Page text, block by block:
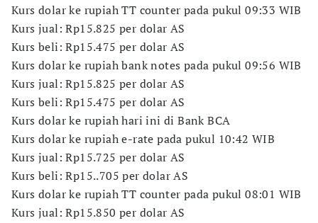
Kurs dolar ke rupiah TT counter pada pukul 09:33 WIB
Kurs jual: Rp15.825 per dolar AS
Kurs beli: Rp15.475 per dolar AS
Kurs dolar ke rupiah bank notes pada pukul 09:56 WIB
Kurs jual: Rp15.825 per dolar AS
Kurs beli: Rp15.475 per dolar AS
Kurs dolar ke rupiah hari ini di Bank BCA
Kurs dolar ke rupiah e-rate pada pukul 10:42 WIB
Kurs jual: Rp15.725 per dolar AS
Kurs beli: Rp15..705 per dolar AS
Kurs dolar ke rupiah TT counter pada pukul 08:01 WIB
Kurs jual: Rp15.850 per dolar AS